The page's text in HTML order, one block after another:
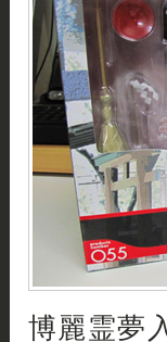
博麗霊夢